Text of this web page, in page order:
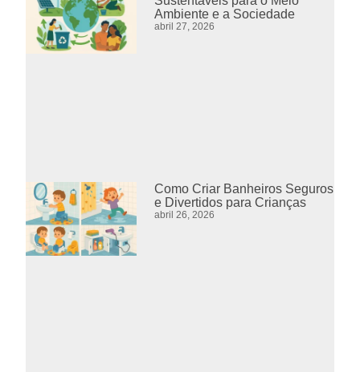
Ambiente e a Sociedade
abril 27, 2026
Como Criar Banheiros Seguros
e Divertidos para Crianças
abril 26, 2026